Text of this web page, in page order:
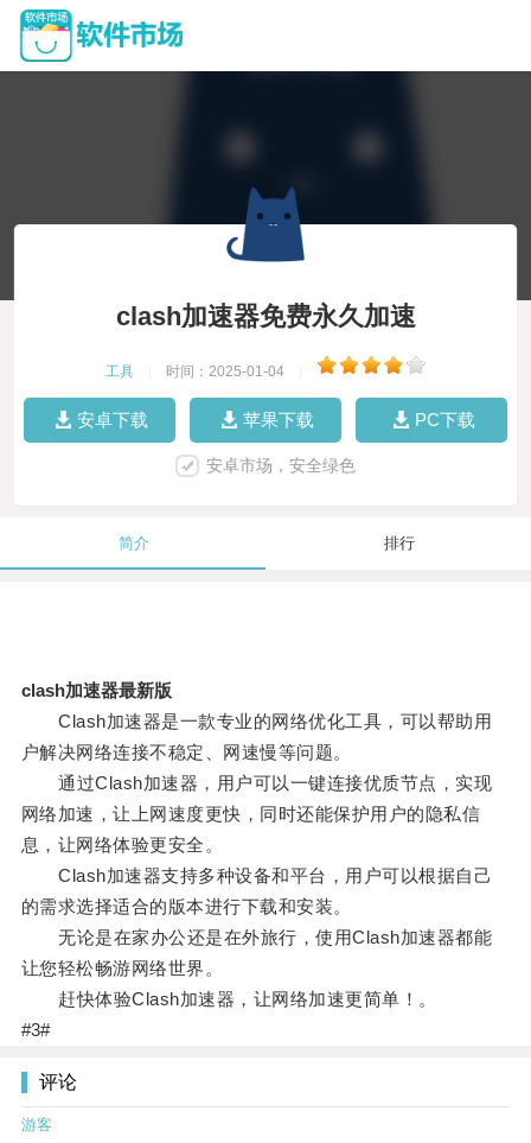
clash加速器免费永久加速
工具 时间：2025-01-04
安卓下载 苹果下载 PC下载
安卓市场，安全绿色
简介 排行
clash加速器最新版
Clash加速器是一款专业的网络优化工具，可以帮助用
户解决网络连接不稳定、网速慢等问题。
通过Clash加速器，用户可以一键连接优质节点，实现
网络加速，让上网速度更快，同时还能保护用户的隐私信
息，让网络体验更安全。
Clash加速器支持多种设备和平台，用户可以根据自己
的需求选择适合的版本进行下载和安装。
无论是在家办公还是在外旅行，使用Clash加速器都能
让您轻松畅游网络世界。
赶快体验Clash加速器，让网络加速更简单！。
#3#
评论
游客